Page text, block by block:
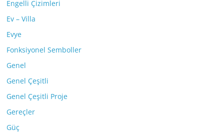
Engelli Çizimleri
Ev – Villa
Evye
Fonksiyonel Semboller
Genel
Genel Çeşitli
Genel Çeşitli Proje
Gereçler
Güç